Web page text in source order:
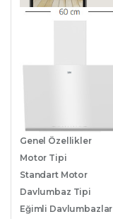
Genel Özellikler
Motor Tipi
Standart Motor
Davlumbaz Tipi
Eğimli Davlumbazlar